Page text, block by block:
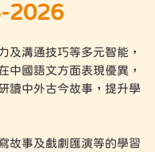
2026
及溝通技巧等多元智能，
中國語文方面表現優異，
讀中外古今故事，提升學
故事及戲劇匯演等的學習